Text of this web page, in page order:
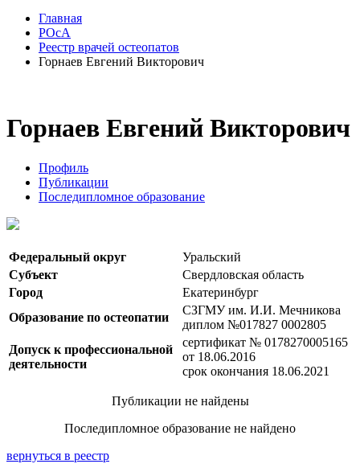
Главная
РОсА
Реестр врачей остеопатов
Горнаев Евгений Викторович
Горнаев Евгений Викторович
Профиль
Публикации
Последипломное образование
Федеральный округ
Уральский
Субъект
Свердловская область
Город
Екатеринбург
Образование по остеопатии
СЗГМУ им. И.И. Мечникова
диплом №017827 0002805
Допуск к профессиональной
деятельности
сертификат № 0178270005165
от 18.06.2016
срок окончания 18.06.2021
Публикации не найдены
Последипломное образование не найдено
вернуться в реестр